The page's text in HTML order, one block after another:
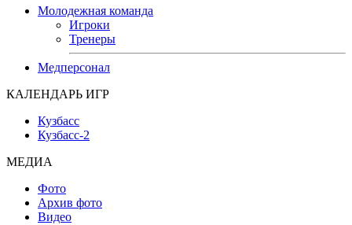
Молодежная команда
Игроки
Тренеры
Медперсонал
КАЛЕНДАРЬ ИГР
Кузбасс
Кузбасс-2
МЕДИА
Фото
Архив фото
Видео